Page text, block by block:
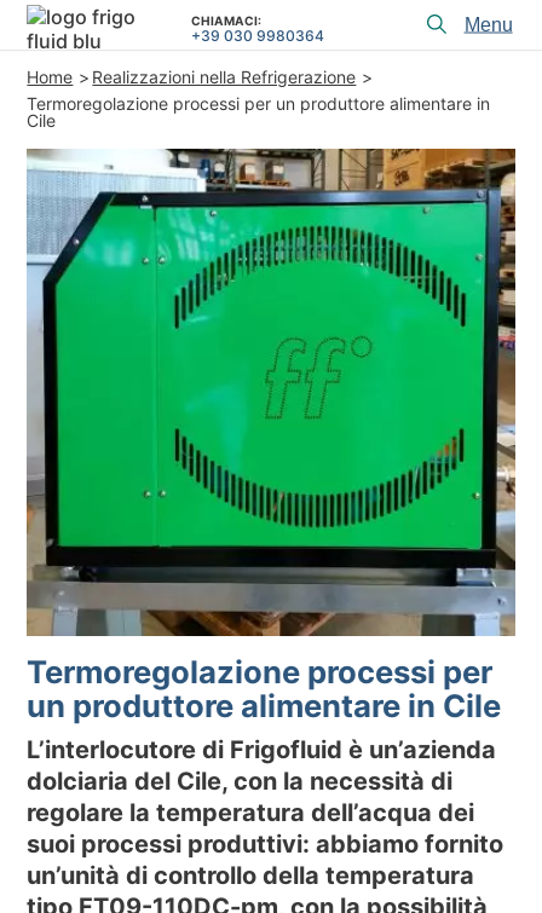
REALIZZAZIONI
ARTICOLI TECNICI
SOSTENIBILITA’ AMBIENTALE
NEWS & EVENTI
RISORSE
IT EN
CHIAMACI:
+39 030 9980364
menu
PRODOTTI
SERVIZI di PROGETTAZIONE
ASSISTENZA
CHI SIAMO
+39 030 9980364
Home
Realizzazioni nella Refrigerazione
Termoregolazione processi per un produttore alimentare in
Cile
Termoregolazione processi per
un produttore alimentare in Cile
L’interlocutore di Frigofluid è un’azienda
dolciaria del Cile, con la necessità di
regolare la temperatura dell’acqua dei
suoi processi produttivi: abbiamo fornito
un’unità di controllo della temperatura
tipo FT09-110DC-pm, con la possibilità